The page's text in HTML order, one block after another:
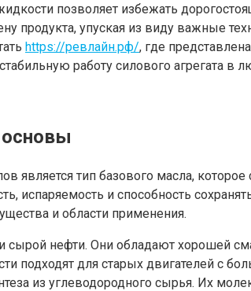
позволяет избежать
продукта, упуская из виду важные
https://ревлайн.рф/, где
работу силового агрегата в
тип базового масла,
испаряемость и способность
и области применения.
сырой нефти. Они обладают хорошей
подходят для старых двигателей с
из углеводородного сырья. Их